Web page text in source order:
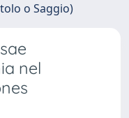
o Saggio)
nel